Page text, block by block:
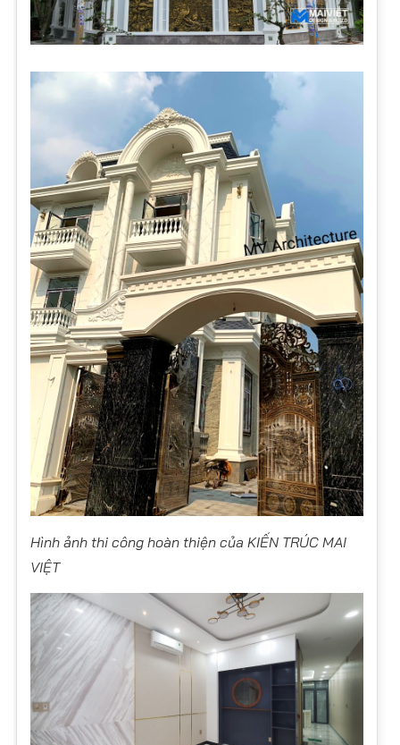
Hình ảnh thi công hoàn thiện của KIẾN TRÚC MAI
VIỆT